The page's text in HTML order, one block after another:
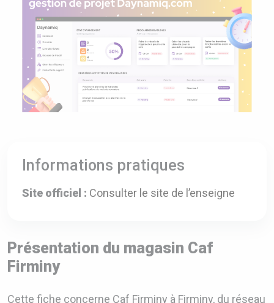
Informations pratiques
Site officiel : Consulter le site de l’enseigne
Présentation du magasin Caf
Firminy
Cette fiche concerne Caf Firminy à Firminy, du réseau